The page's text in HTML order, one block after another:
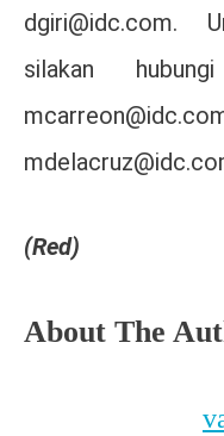
dgiri@idc.com.
silakan
(Red)
About The